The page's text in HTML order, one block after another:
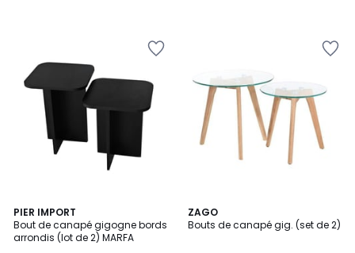
PIER IMPORT
Bout de canapé gigogne bords
arrondis (lot de 2) MARFA
ZAGO
Bouts de canapé gig. (set de 2)